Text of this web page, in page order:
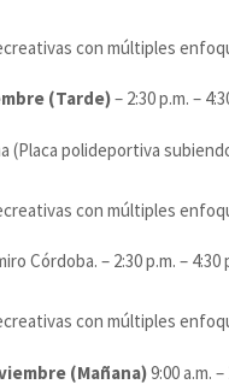
con múltiples
(Tarde)– 2:30 p.m. –
(Placa polideportiva
con múltiples
Córdoba. – 2:30 p.m. – 4:30
con múltiples
(Mañana)9:00 a.m. –